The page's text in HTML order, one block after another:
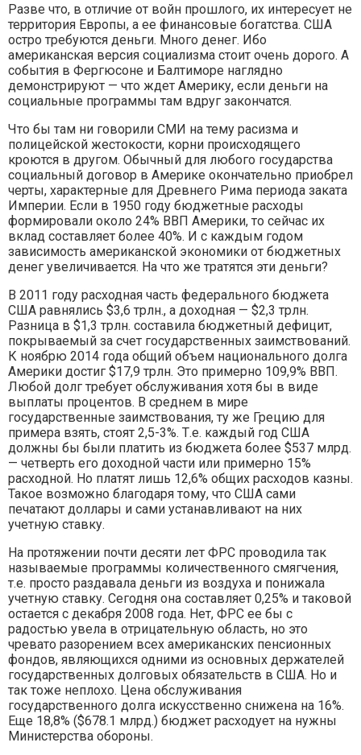
Разве что, в отличие от войн прошлого, их интересует не
территория Европы, а ее финансовые богатства. США
остро требуются деньги. Много денег. Ибо
американская версия социализма стоит очень дорого. А
события в Фергюсоне и Балтиморе наглядно
демонстрируют — что ждет Америку, если деньги на
социальные программы там вдруг закончатся.
Что бы там ни говорили СМИ на тему расизма и
полицейской жестокости, корни происходящего
кроются в другом. Обычный для любого государства
социальный договор в Америке окончательно приобрел
черты, характерные для Древнего Рима периода заката
Империи. Если в 1950 году бюджетные расходы
формировали около 24% ВВП Америки, то сейчас их
вклад составляет более 40%. И с каждым годом
зависимость американской экономики от бюджетных
денег увеличивается. На что же тратятся эти деньги?
В 2011 году расходная часть федерального бюджета
США равнялись $3,6 трлн., а доходная — $2,3 трлн.
Разница в $1,3 трлн. составила бюджетный дефицит,
покрываемый за счет государственных заимствований.
К ноябрю 2014 года общий объем национального долга
Америки достиг $17,9 трлн. Это примерно 109,9% ВВП.
Любой долг требует обслуживания хотя бы в виде
выплаты процентов. В среднем в мире
государственные заимствования, ту же Грецию для
примера взять, стоят 2,5-3%. Т.е. каждый год США
должны бы были платить из бюджета более $537 млрд.
— четверть его доходной части или примерно 15%
расходной. Но платят лишь 12,6% общих расходов казны.
Такое возможно благодаря тому, что США сами
печатают доллары и сами устанавливают на них
учетную ставку.
На протяжении почти десяти лет ФРС проводила так
называемые программы количественного смягчения,
т.е. просто раздавала деньги из воздуха и понижала
учетную ставку. Сегодня она составляет 0,25% и таковой
остается с декабря 2008 года. Нет, ФРС ее бы с
радостью увела в отрицательную область, но это
чревато разорением всех американских пенсионных
фондов, являющихся одними из основных держателей
государственных долговых обязательств в США. Но и
так тоже неплохо. Цена обслуживания
государственного долга искусственно снижена на 16%.
Еще 18,8% ($678.1 млрд.) бюджет расходует на нужны
Министерства обороны.